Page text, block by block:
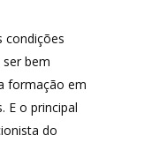
condições
bem
formação em
E o principal
do